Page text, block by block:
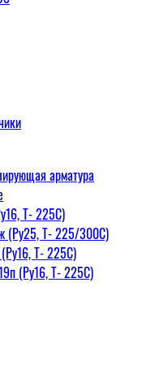
арматура
Т- 225С)
(Ру25, Т- 225/300С)
Т- 225С)
(Ру16, Т- 225С)